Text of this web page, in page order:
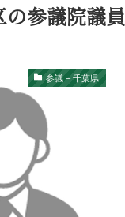
参議院議員
参議 – 千葉県